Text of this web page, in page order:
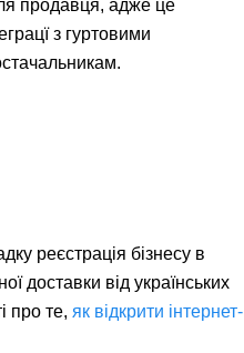
продавця, адже це
з гуртовими
реєстрація бізнесу в
доставки від українських
про те, як відкрити інтернет-